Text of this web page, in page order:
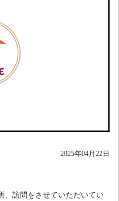
2025年04月22日
、訪問をさせていただいてい